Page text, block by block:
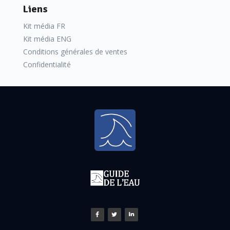
Liens
Kit média FR
Kit média ENG
Conditions générales de ventes
Confidentialité